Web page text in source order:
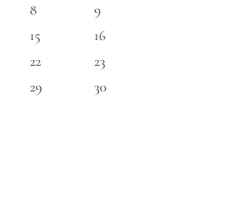
8
9
15
16
22
23
29
30